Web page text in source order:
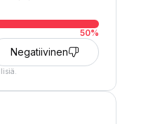
50%
Negatiivinen